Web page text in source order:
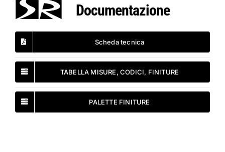
Documentazione
Scheda tecnica
TABELLA MISURE, CODICI, FINITURE
PALETTE FINITURE